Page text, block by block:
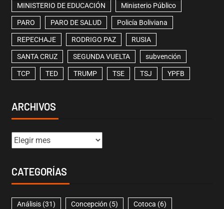
MINISTERIO DE EDUCACIÓN Ministerio Público
PARO PARO DE SALUD Policía Boliviana
REPECHAJE RODRIGO PAZ RUSIA
SANTA CRUZ SEGUNDA VUELTA subvención
TCP TED TRUMP TSE TSJ YPFB
ARCHIVOS
CATEGORÍAS
Análisis(31) Concepción (5) Cotoca (6)